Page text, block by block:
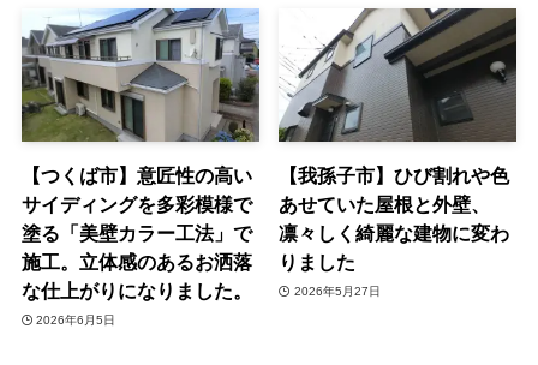
【つくば市】意匠性の高い
サイディングを多彩模様で
塗る「美壁カラー工法」で
施工。立体感のあるお洒落
な仕上がりになりました。
2026年6月5日
【我孫子市】ひび割れや色
あせていた屋根と外壁、
凛々しく綺麗な建物に変わ
りました
2026年5月27日